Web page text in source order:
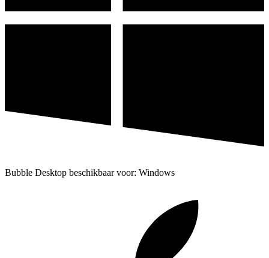
Bubble Desktop beschikbaar voor: Windows